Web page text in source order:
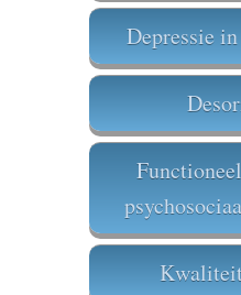
Depressie